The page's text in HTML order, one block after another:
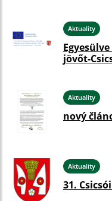
Aktuality
jövőt-
Aktuality
nový
Aktuality
31.